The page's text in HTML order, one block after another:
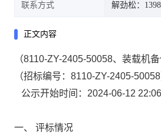
联系方式 解劲松：
正文内容
（8110-ZY-2405-50058、装载机
（招标编号：8110-ZY-2405-50058
公示开始时间：2024-06-12 22:06
一、 评标情况